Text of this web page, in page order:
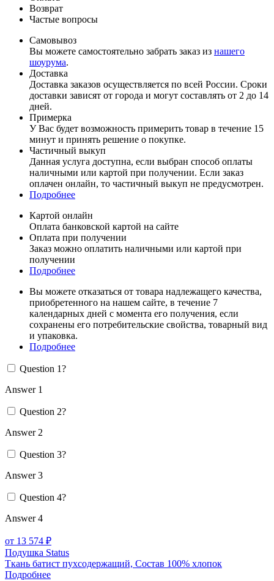
Возврат
Частые вопросы
Самовывоз
Вы можете самостоятельно забрать заказ из нашего
шоурума.
Доставка
Доставка заказов осуществляется по всей России. Сроки
доставки зависят от города и могут составлять от 2 до 14
дней.
Примерка
У Вас будет возможность примерить товар в течение 15
минут и принять решение о покупке.
Частичный выкуп
Данная услуга доступна, если выбран способ оплаты
наличными или картой при получении. Если заказ
оплачен онлайн, то частичный выкуп не предусмотрен.
Подробнее
Картой онлайн
Оплата банковской картой на сайте
Оплата при получении
Заказ можно оплатить наличными или картой при
получении
Подробнее
Вы можете отказаться от товара надлежащего качества,
приобретенного на нашем сайте, в течение 7
календарных дней с момента его получения, если
сохранены его потребительские свойства, товарный вид
и упаковка.
Подробнее
Question 1?
Answer 1
Question 2?
Answer 2
Question 3?
Answer 3
Question 4?
Answer 4
от 13 574 ₽
Подушка Status
Ткань батист пухсодержащий, Состав 100% хлопок
Подробнее